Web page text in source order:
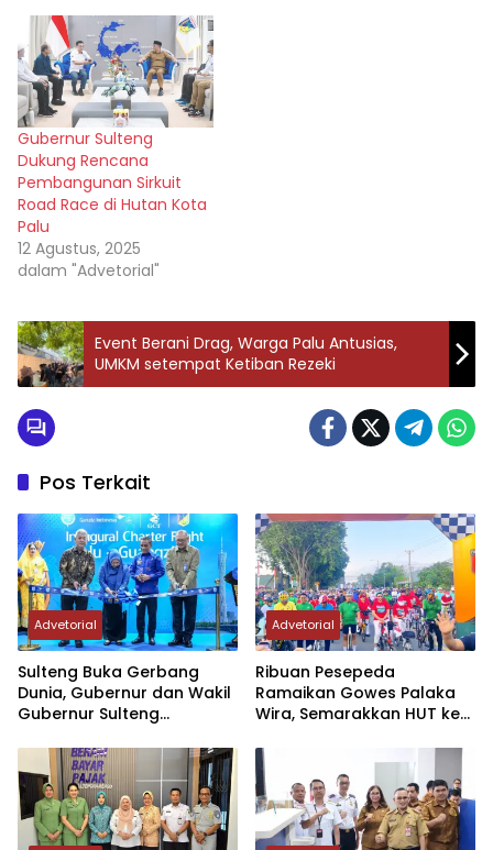
Gubernur Sulteng
Dukung Rencana
Pembangunan Sirkuit
Road Race di Hutan Kota
Palu
12 Agustus, 2025
dalam "Advetorial"
Event Berani Drag, Warga Palu Antusias,
UMKM setempat Ketiban Rezeki
Pos Terkait
Advetorial
Sulteng Buka Gerbang
Dunia, Gubernur dan Wakil
Gubernur Sulteng
Perdana Internasional
Palu-Guangzhou
Advetorial
Ribuan Pesepeda
Ramaikan Gowes Palaka
Wira, Semarakkan HUT ke-1